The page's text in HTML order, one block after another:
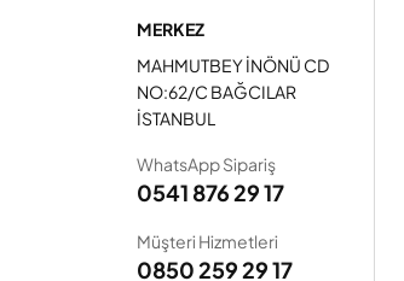
MERKEZ
MAHMUTBEY İNÖNÜ CD
NO:62/C BAĞCILAR
İSTANBUL
WhatsApp Sipariş
0541 876 29 17
Müşteri Hizmetleri
0850 259 29 17